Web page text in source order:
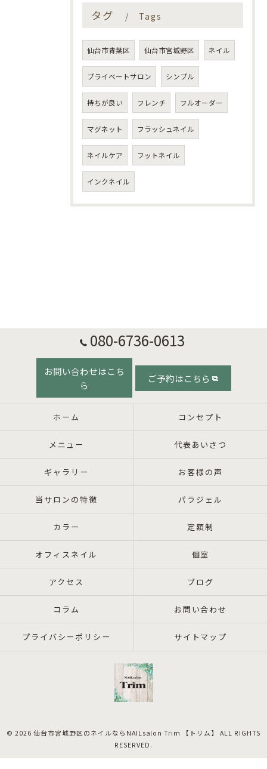
タグ Tags
仙台市青葉区 仙台市宮城野区 ネイル
プライベートサロン シンプル
持ちが良い フレンチ フルオーダー
マグネット フラッシュネイル
ネイルケア フットネイル
インクネイル
080-6736-0613
お問い合わせはこち
ら
ご予約はこちら
ホーム コンセプト
メニュー 代表あいさつ
ギャラリー お客様の声
当サロンの特徴 パラジェル
カラー 定額制
オフィスネイル 個室
アクセス ブログ
コラム お問い合わせ
プライバシーポリシー サイトマップ
© 2026 仙台市宮城野区のネイルならNAILsalon Trim 【トリム】 ALL RIGHTS
RESERVED.